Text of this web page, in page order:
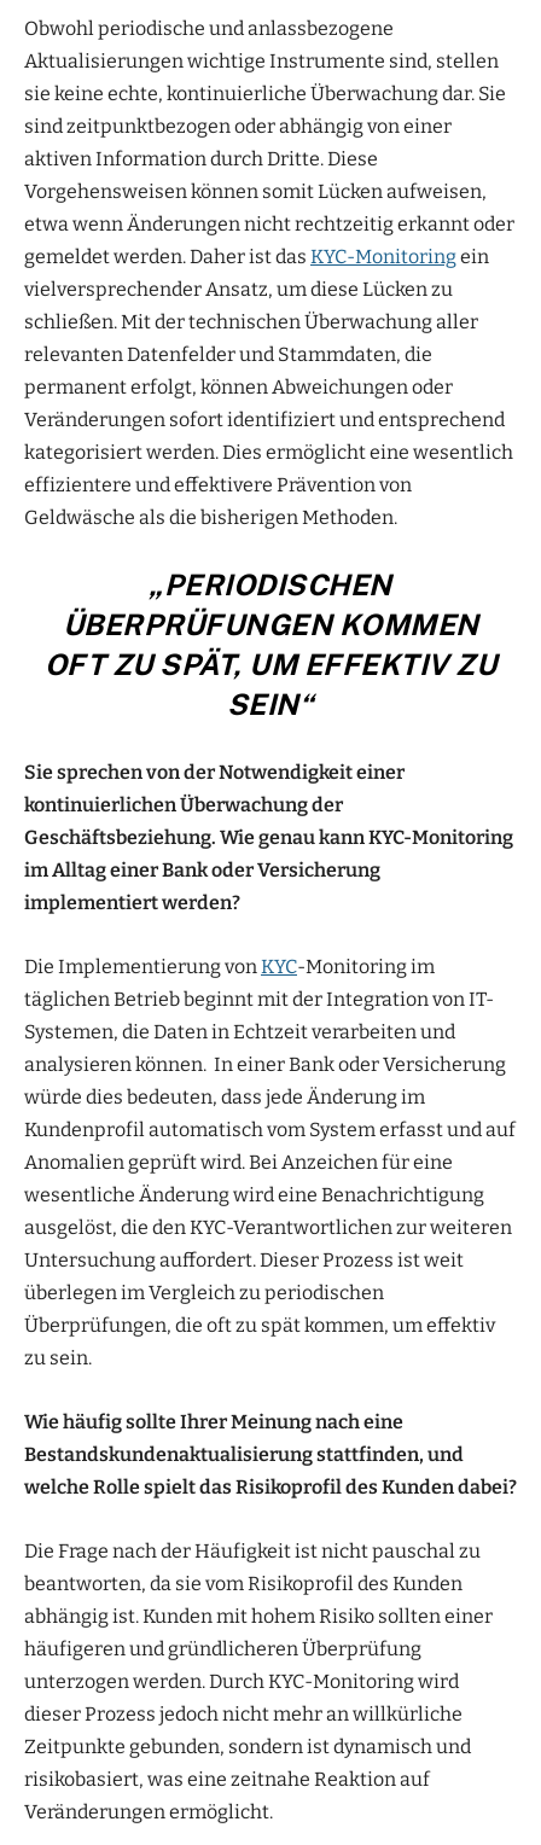
Obwohl periodische und anlassbezogene
Aktualisierungen wichtige Instrumente sind, stellen
sie keine echte, kontinuierliche Überwachung dar. Sie
sind zeitpunktbezogen oder abhängig von einer
aktiven Information durch Dritte. Diese
Vorgehensweisen können somit Lücken aufweisen,
etwa wenn Änderungen nicht rechtzeitig erkannt oder
gemeldet werden. Daher ist das KYC-Monitoringein
vielversprechender Ansatz, um diese Lücken zu
schließen. Mit der technischen Überwachung aller
relevanten Datenfelder und Stammdaten, die
permanent erfolgt, können Abweichungen oder
Veränderungen sofort identifiziert und entsprechend
kategorisiert werden. Dies ermöglicht eine wesentlich
effizientere und effektivere Prävention von
Geldwäsche als die bisherigen Methoden.
„PERIODISCHEN
ÜBERPRÜFUNGEN KOMMEN
OFT ZU SPÄT, UM EFFEKTIV ZU
SEIN“
Sie sprechen von der Notwendigkeit einer
kontinuierlichen Überwachung der
Geschäftsbeziehung. Wie genau kann KYC-Monitoring
im Alltag einer Bank oder Versicherung
implementiert werden?
Die Implementierung von KYC-Monitoring im
täglichen Betrieb beginnt mit der Integration von IT-
Systemen, die Daten in Echtzeit verarbeiten und
analysieren können. In einer Bank oder Versicherung
würde dies bedeuten, dass jede Änderung im
Kundenprofil automatisch vom System erfasst und auf
Anomalien geprüft wird. Bei Anzeichen für eine
wesentliche Änderung wird eine Benachrichtigung
ausgelöst, die den KYC-Verantwortlichen zur weiteren
Untersuchung auffordert. Dieser Prozess ist weit
überlegen im Vergleich zu periodischen
Überprüfungen, die oft zu spät kommen, um effektiv
zu sein.
Wie häufig sollte Ihrer Meinung nach eine
Bestandskundenaktualisierung stattfinden, und
welche Rolle spielt das Risikoprofil des Kunden dabei?
Die Frage nach der Häufigkeit ist nicht pauschal zu
beantworten, da sie vom Risikoprofil des Kunden
abhängig ist. Kunden mit hohem Risiko sollten einer
häufigeren und gründlicheren Überprüfung
unterzogen werden. Durch KYC-Monitoring wird
dieser Prozess jedoch nicht mehr an willkürliche
Zeitpunkte gebunden, sondern ist dynamisch und
risikobasiert, was eine zeitnahe Reaktion auf
Veränderungen ermöglicht.